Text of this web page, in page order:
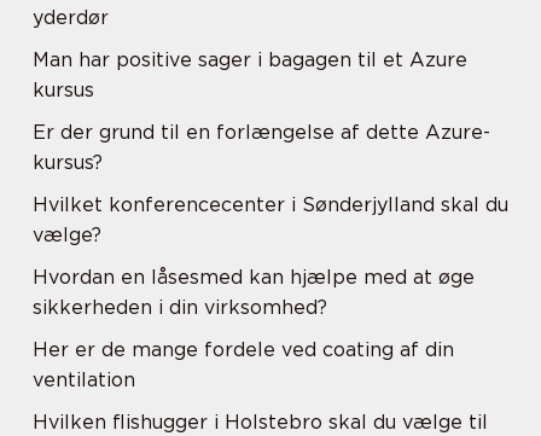
yderdør
Man har positive sager i bagagen til et Azure
kursus
Er der grund til en forlængelse af dette Azure-
kursus?
Hvilket konferencecenter i Sønderjylland skal du
vælge?
Hvordan en låsesmed kan hjælpe med at øge
sikkerheden i din virksomhed?
Her er de mange fordele ved coating af din
ventilation
Hvilken flishugger i Holstebro skal du vælge til